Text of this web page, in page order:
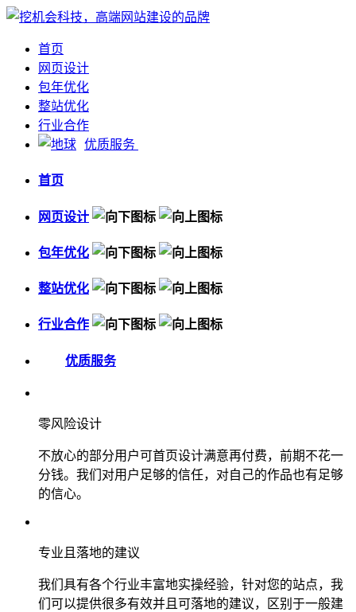
首页
网页设计
包年优化
整站优化
行业合作
优质服务
首页
网页设计
包年优化
整站优化
行业合作
优质服务
零风险设计
不放心的部分用户可首页设计满意再付费，前期不花一
分钱。我们对用户足够的信任，对自己的作品也有足够
的信心。
专业且落地的建议
我们具有各个行业丰富地实操经验，针对您的站点，我
们可以提供很多有效并且可落地的建议，区别于一般建